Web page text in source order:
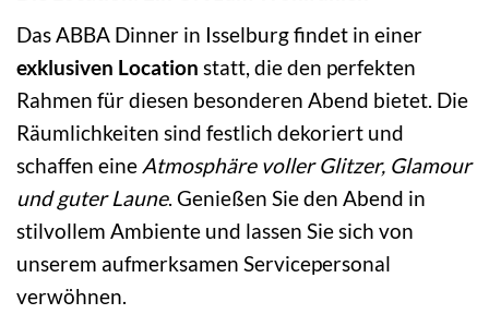
Das ABBA Dinner in Isselburg findet in einer
exklusiven Location statt, die den perfekten
Rahmen für diesen besonderen Abend bietet. Die
Räumlichkeiten sind festlich dekoriert und
schaffen eine Atmosphäre voller Glitzer, Glamour
und guter Laune. Genießen Sie den Abend in
stilvollem Ambiente und lassen Sie sich von
unserem aufmerksamen Servicepersonal
verwöhnen.